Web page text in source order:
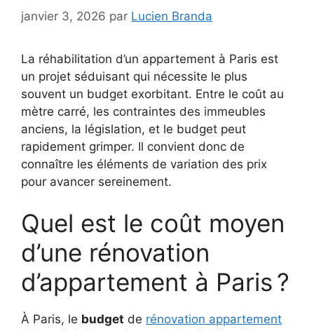
janvier 3, 2026 par Lucien Branda
La réhabilitation d’un appartement à Paris est
un projet séduisant qui nécessite le plus
souvent un budget exorbitant. Entre le coût au
mètre carré, les contraintes des immeubles
anciens, la législation, et le budget peut
rapidement grimper. Il convient donc de
connaître les éléments de variation des prix
pour avancer sereinement.
Quel est le coût moyen
d’une rénovation
d’appartement à Paris ?
À Paris, le budget de rénovation appartement